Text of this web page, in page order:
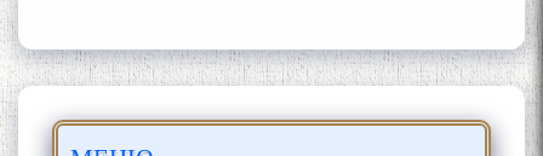
БО 4 000 000 СОМОНӢ